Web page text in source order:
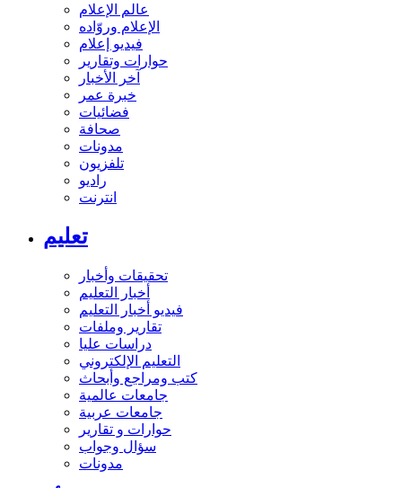
عالم الإعلام
الإعلام وروّاده
فيديو إعلام
حوارات وتقارير
آخر الأخبار
خبرة عمر
فضائيات
صحافة
مدونات
تلفزيون
راديو
انترنت
تعليم
تحقيقات وأخبار
أخبار التعليم
فيديو أخبار التعليم
تقارير وملفات
دراسات عليا
التعليم الإلكتروني
كتب ومراجع وأبحاث
جامعات عالمية
جامعات عربية
حوارات و تقارير
سؤال وجواب
مدونات